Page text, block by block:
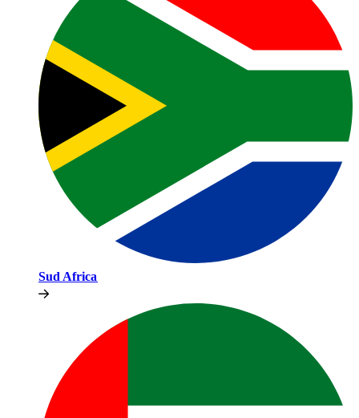
Sud Africa​​